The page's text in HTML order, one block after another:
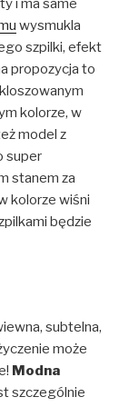
i ma same
wysmukla
szpilki, efekt
propozycja to
kolorze, w
model z
super
stanem za
kolorze wiśni
będzie
subtelna,
może
Modna
szczególnie